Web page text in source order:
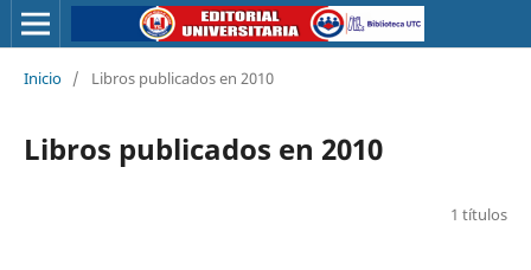
Inicio / Libros publicados en 2010
Libros publicados en 2010
1 títulos